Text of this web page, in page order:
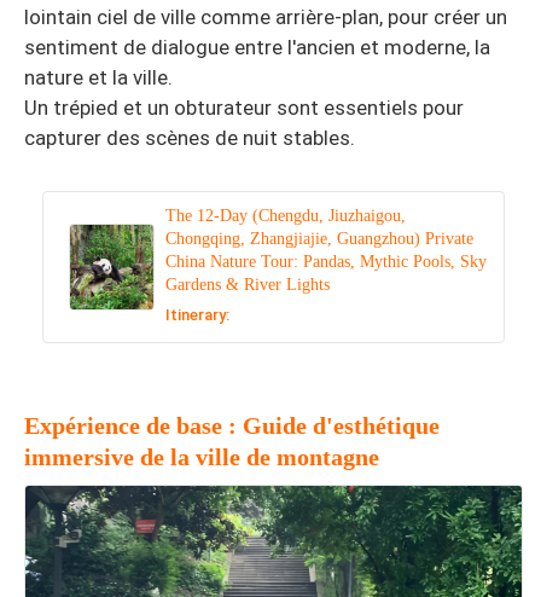
lointain ciel de ville comme arrière-plan, pour créer un
sentiment de dialogue entre l'ancien et moderne, la
nature et la ville.
Un trépied et un obturateur sont essentiels pour
capturer des scènes de nuit stables.
The 12-Day (Chengdu, Jiuzhaigou,
Chongqing, Zhangjiajie, Guangzhou) Private
China Nature Tour: Pandas, Mythic Pools, Sky
Gardens & River Lights
Itinerary:
Expérience de base : Guide d'esthétique
immersive de la ville de montagne